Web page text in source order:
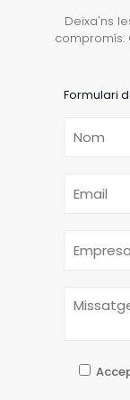
Deixa'ns
compromís:
Formulari